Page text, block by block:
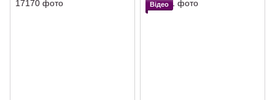
Відео